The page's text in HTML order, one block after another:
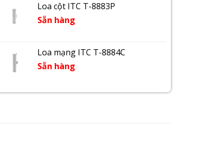
Loa cột ITC T-8883P
Sẵn hàng
Loa mạng ITC T-8884C
Sẵn hàng